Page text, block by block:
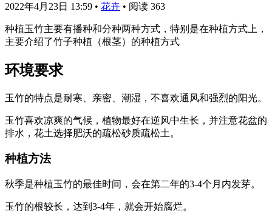
2022年4月23日 13:59 • 花卉 • 阅读 363
种植玉竹主要有播种和分种两种方式，特别是在种植方式上，
主要介绍了竹子种植（根茎）的种植方式
环境要求
玉竹的特点是耐寒、亲密、潮湿，不喜欢通风和强烈的阳光。
玉竹喜欢凉爽的气候，植物最好在逆风中生长，并注意花盆的
排水，花土选择肥沃的疏松砂质疏松土。
种植方法
秋季是种植玉竹的最佳时间，会在第二年的3-4个月内发芽。
玉竹的根较长，达到3-4年，就会开始腐烂。